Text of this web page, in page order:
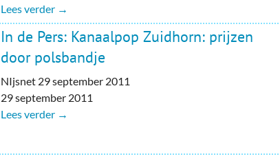
Lees verder →
In de Pers: Kanaalpop Zuidhorn: prijzen
door polsbandje
NIjsnet 29 september 2011
29 september 2011
Lees verder →